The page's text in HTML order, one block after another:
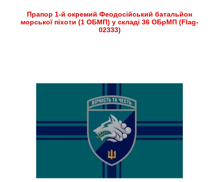
Прапор 1-й окремий Феодосійський батальйон
морської піхоти (1 ОБМП) у складі 36 ОБрМП (Flag-
02333)